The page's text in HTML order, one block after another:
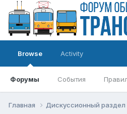
Browse
Форумы События
Activity
Главная Дискуссионный раздел